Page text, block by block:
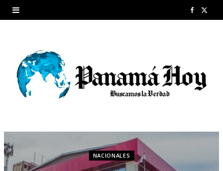
F
b
NACIONALES